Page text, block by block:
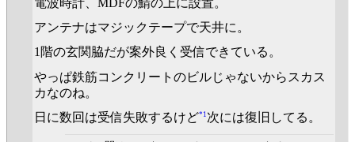
電波時計、MDFの鯖の上に設置。
アンテナはマジックテープで天井に。
1階の玄関脇だが案外良く受信できている。
やっぱ鉄筋コンクリートのビルじゃないからスカス
カなのね。
日に数回は受信失敗するけど*1 次には復旧してる。